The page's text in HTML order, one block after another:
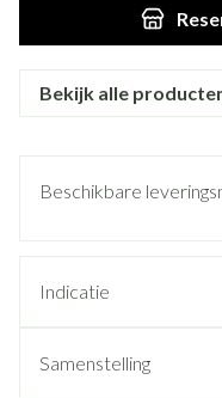
Bekijk alle
Beschikbare
Indicatie
Samenstelling